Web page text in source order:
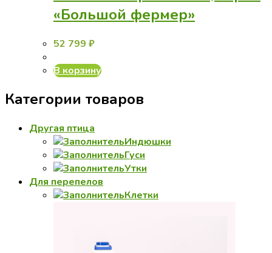
«Большой фермер»
52 799 ₽
В корзину
Категории товаров
Другая птица
Индюшки
Гуси
Утки
Для перепелов
Клетки